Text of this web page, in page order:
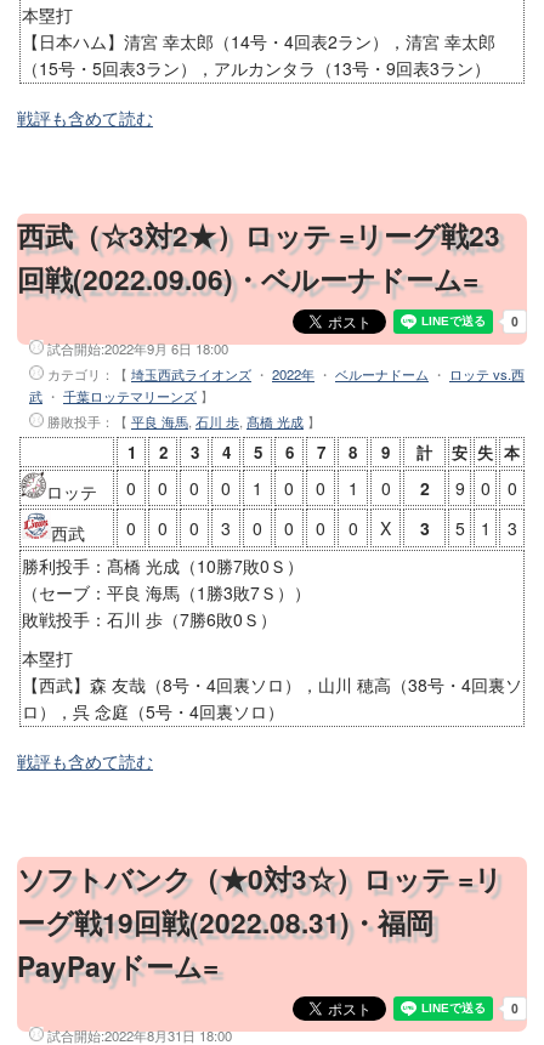
本塁打
【日本ハム】清宮 幸太郎（14号・4回表2ラン），清宮 幸太郎
（15号・5回表3ラン），アルカンタラ（13号・9回表3ラン）
戦評も含めて読む
西武（☆3対2★）ロッテ =リーグ戦23
回戦(2022.09.06)・ベルーナドーム=
試合開始:2022年9月 6日 18:00
カテゴリ：【 埼玉西武ライオンズ ・ 2022年 ・ ベルーナドーム ・ ロッテ vs.西
武 ・ 千葉ロッテマリーンズ 】
勝敗投手 ：【 平良 海馬 石川 歩 髙橋 光成 】
1 2 3 4 5 6 7 8 9 計 安 失 本
ロッテ 0 0 0 0 1 0 0 1 0 2 9 0
0
西武
0 0 0 3 0 0 0 0 X 3 5 1
3
勝利投手：髙橋 光成（10勝7敗0Ｓ）
（セーブ：平良 海馬（1勝3敗7Ｓ））
敗戦投手：石川 歩（7勝6敗0Ｓ）
本塁打
【西武】森 友哉（8号・4回裏ソロ），山川 穂高（38号・4回裏ソ
ロ），呉 念庭（5号・4回裏ソロ）
戦評も含めて読む
ソフトバンク（★0対3☆）ロッテ =リ
ーグ戦19回戦(2022.08.31)・福岡
PayPayドーム=
試合開始:2022年8月31日 18:00